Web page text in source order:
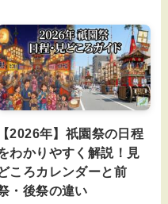
【2026年】祇園祭の日程
わかりやすく解説！見
ころカレンダーと前
・後祭の違い